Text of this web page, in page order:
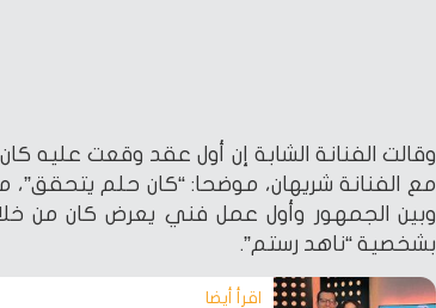
وقالت الفنانة الشابة إن أول عقد وقعت عليه
مع الفنانة شريهان، موضحا: “كان حلم يتحقق”،
وبين الجمهور وأول عمل فني يعرض كان من
بشخصية “ناهد رستم”.
اقرأ أيضا‎